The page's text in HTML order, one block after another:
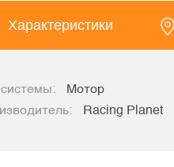
Характеристики
системы: Мотор
Racing Planet